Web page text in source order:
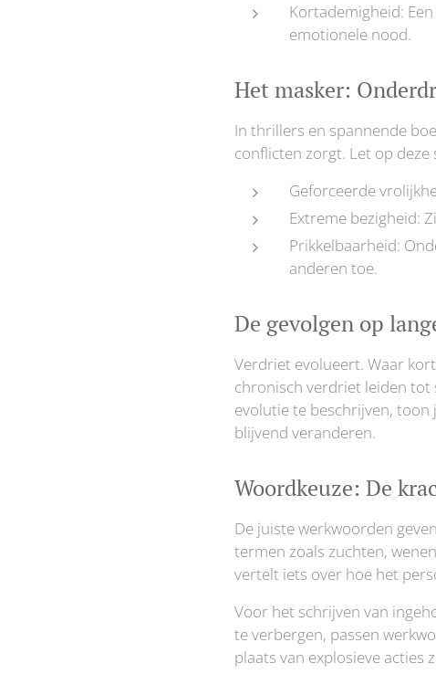
Kortademigheid:
emotionele nood.
Het masker:
In thrillers en spannende
conflicten zorgt. Let op
Geforceerde
Extreme bezigheid:
Prikkelbaarheid:
anderen toe.
De gevolgen op
Verdriet evolueert. Waar
chronisch verdriet leiden tot
evolutie te beschrijven, toon
blijvend veranderen.
Woordkeuze: De
De juiste werkwoorden
termen zoals zuchten,
vertelt iets over hoe het
Voor het schrijven van
te verbergen, passen
plaats van explosieve acties